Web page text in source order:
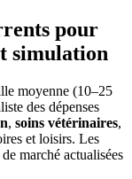
pour
simulation
moyenne (10–25
des dépenses
, soins vétérinaires,
et loisirs. Les
marché actualisées